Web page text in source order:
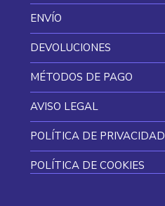
ENVÍO
DEVOLUCIONES
MÉTODOS DE PAGO
AVISO LEGAL
POLÍTICA DE PRIVACIDAD
POLÍTICA DE COOKIES